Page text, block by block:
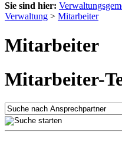
Sie sind hier:
Verwaltung > Mitarbeiter
Mitarbeiter
Mitarbeiter-